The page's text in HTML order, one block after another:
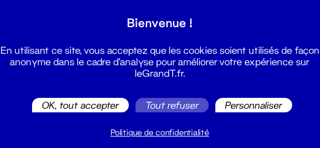
02 51 88 25 25
billetterie@leGrandT.fr
Du lundi au vendredi 14h → 18h
Bienvenue !
En utilisant ce site, vous acceptez que les cookies soient utilisés de façon
anonyme dans le cadre d'analyse pour améliorer votre expérience sur
leGrandT.fr.
OK, tout accepter Tout refuser Personnaliser
Politique de confidentialité